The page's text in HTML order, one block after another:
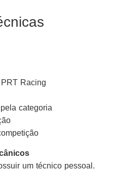
Racing
categoria
um técnico pessoal.